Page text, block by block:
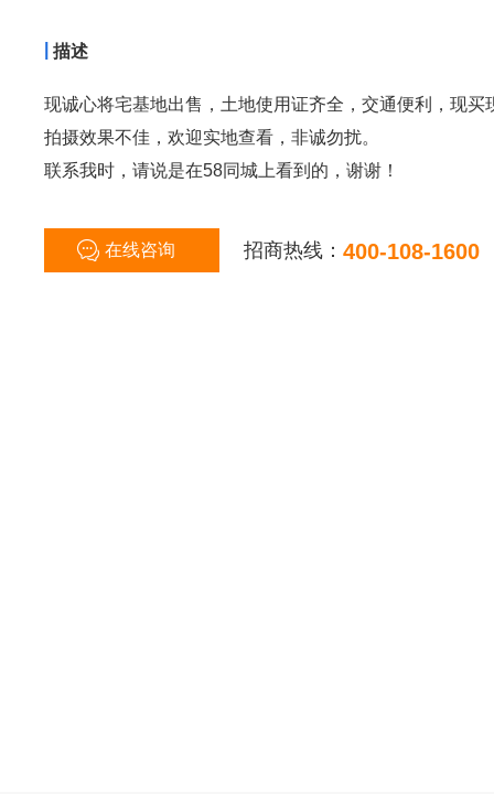
描述
现诚心将宅基地出售，土地使用证齐全，交通便利，现
拍摄效果不佳，欢迎实地查看，非诚勿扰。
联系我时，请说是在58同城上看到的，谢谢！
在线咨询 招商热线： 400-108-1600